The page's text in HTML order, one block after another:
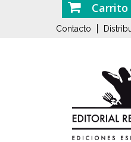
Carrito
Contacto